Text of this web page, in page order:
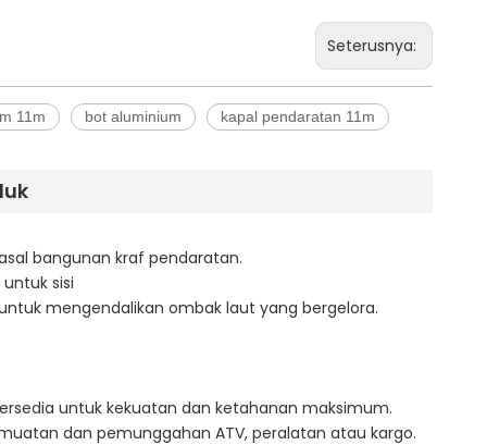
Seterusnya:
11m bot aluminium kapal pendaratan 11m
bangunan kraf pendaratan.
sisi
mengendalikan ombak laut yang bergelora.
untuk kekuatan dan ketahanan maksimum.
dan pemunggahan ATV, peralatan atau kargo.